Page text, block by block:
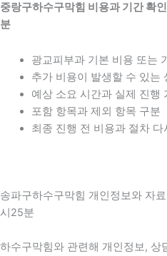
중랑구하수구막힘 비용과 기간
분
광교피부과 기본 비용 또는
추가 비용이 발생할 수 있는
예상 소요 시간과 실제 진행
포함 항목과 제외 항목 구분
최종 진행 전 비용과 절차 다
송파구하수구막힘 개인정보와 자
시25분
하수구막힘와 관련해 개인정보, 상